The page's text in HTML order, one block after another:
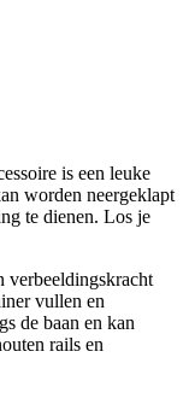
is een leuke
worden neergeklapt
te dienen. Los je
verbeeldingskracht
vullen en
de baan en kan
rails en